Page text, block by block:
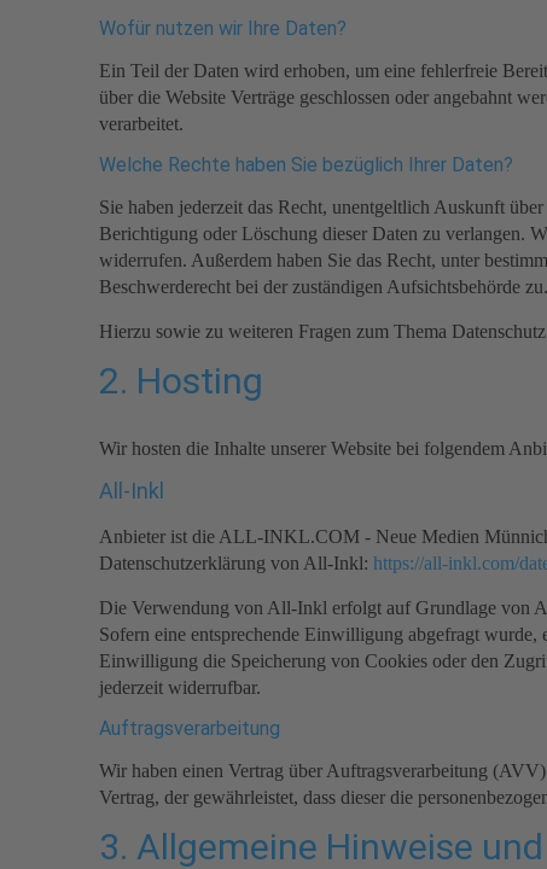
Wofür nutzen wir Ihre Daten?
Ein Teil der Daten wird erhoben, um eine fehlerfreie
über die Website Verträge geschlossen oder angebahnt
verarbeitet.
Welche Rechte haben Sie bezüglich Ihrer Daten?
Sie haben jederzeit das Recht, unentgeltlich Auskunft
Berichtigung oder Löschung dieser Daten zu verlangen.
widerrufen. Außerdem haben Sie das Recht, unter
Beschwerderecht bei der zuständigen Aufsichtsbehörde zu.
Hierzu sowie zu weiteren Fragen zum Thema
2. Hosting
Wir hosten die Inhalte unserer Website bei folgendem
All-Inkl
Anbieter ist die ALL-INKL.COM - Neue Medien
Datenschutzerklärung von All-Inkl: https://all-inkl.com/
Die Verwendung von All-Inkl erfolgt auf Grundlage von
Sofern eine entsprechende Einwilligung abgefragt
Einwilligung die Speicherung von Cookies oder den
jederzeit widerrufbar.
Auftragsverarbeitung
Wir haben einen Vertrag über Auftragsverarbeitung
Vertrag, der gewährleistet, dass dieser die
3. Allgemeine Hinweise